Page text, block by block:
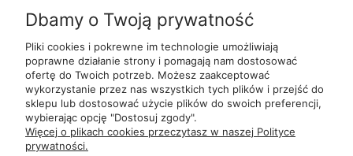
INFORMACJE
O NAS
ul. Romana Dmowskiego 1, 50-203
Wrocław
Św. Filipa 23/3, 31-150 Kraków
Dbamy o Twoją prywatność
Pliki cookies i pokrewne im technologie umożliwiają
poprawne działanie strony i pomagają nam dostosować
ofertę do Twoich potrzeb. Możesz zaakceptować
wykorzystanie przez nas wszystkich tych plików i przejść do
sklepu lub dostosować użycie plików do swoich preferencji,
wybierając opcję "Dostosuj zgody".
Więcej o plikach cookies przeczytasz w naszej Polityce
prywatności.